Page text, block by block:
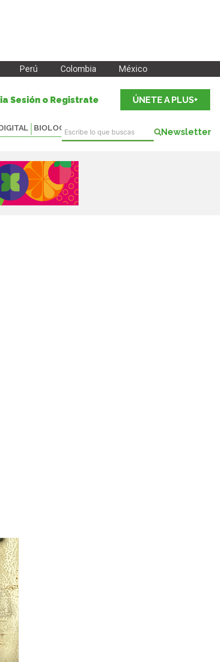
Perú Colombia México
Sesión o Registrate ÚNETE A PLUS+
BIOLOGICALS Newsletter